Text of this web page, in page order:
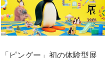
「ピングー」初の体験型展